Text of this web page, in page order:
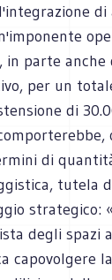
di
in parte anche
per un
di
di
tutela
strategico:
degli spazi
capovolgere